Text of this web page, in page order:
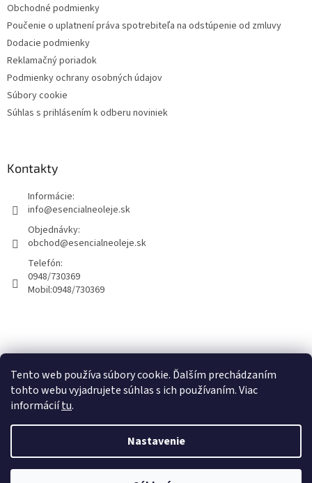
Tento web používa súbory cookie. Ďalším prechádzaním
tohto webu vyjadrujete súhlas s ich používaním. Viac
informáciítu.
Nastavenie
Obchodné podmienky
Poučenie o uplatnení práva spotrebiteľa na odstúpenie od zmluvy
Dodacie podmienky
Reklamačný poriadok
Podmienky ochrany osobných údajov
Súbory cookie
Súhlas s prihlásením k odberu noviniek
Kontakty
Informácie:
info@esencialneoleje.sk
Objednávky:
obchod@esencialneoleje.sk
Telefón:
0948/730369
Mobil:0948/730369
Copyright 2026Esenciálne oleje - Dary zeme. Všetky práva